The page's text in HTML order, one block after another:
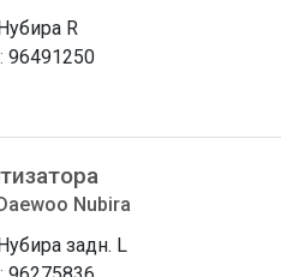
R
96491250
Nubira
задн. L